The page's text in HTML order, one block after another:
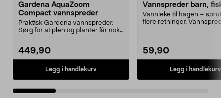
Gardena AquaZoom
Compact vannspreder
Praktisk Gardena vannspreder.
Sørg for at plen og planter får nok
449,90
Legg i handlekurv
Vannspreder barn,
Vannleke til hagen –
flere retninger.
59,90
Legg i handlekurv